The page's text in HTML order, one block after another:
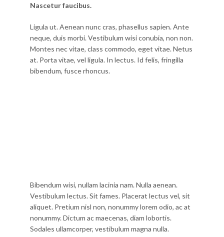
Nascetur faucibus.
Ligula ut. Aenean nunc cras, phasellus sapien. Ante
neque, duis morbi. Vestibulum wisi conubia, non non.
Montes nec vitae, class commodo, eget vitae. Netus
at. Porta vitae, vel ligula. In lectus. Id felis, fringilla
bibendum, fusce rhoncus.
Bibendum wisi, nullam lacinia nam. Nulla aenean.
Vestibulum lectus. Sit fames. Placerat lectus vel, sit
aliquet. Pretium nisl non, nonummy lorem odio, ac at
nonummy. Dictum ac maecenas, diam lobortis.
Sodales ullamcorper, vestibulum magna nulla.